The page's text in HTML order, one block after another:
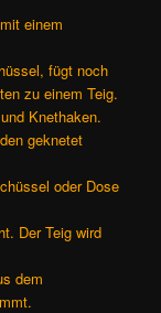
einem
fügt noch
zu einem Teig.
Knethaken.
geknetet
oder Dose
Der Teig wird
dem